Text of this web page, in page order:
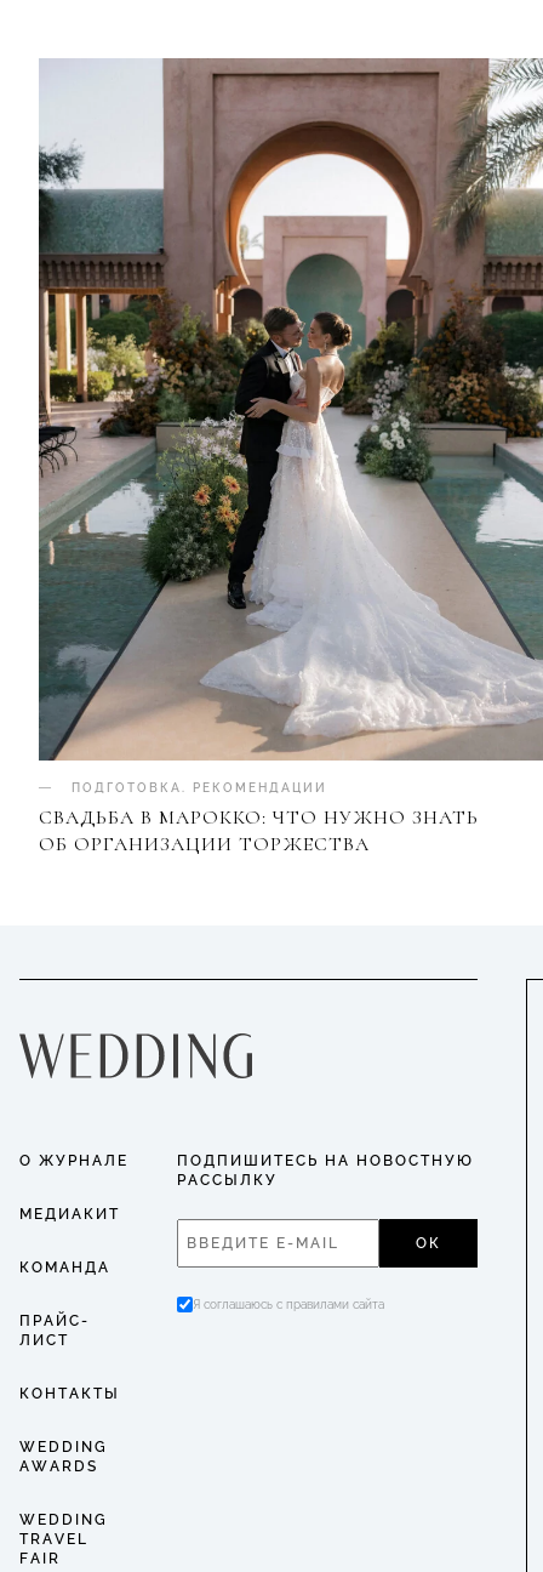
ПОДГОТОВКА РЕКОМЕНДАЦИИ
СВАДЬБА В МАРОККО: ЧТО НУЖНО ЗНАТЬ
ОБ ОРГАНИЗАЦИИ ТОРЖЕСТВА
О ЖУРНАЛЕ
МЕДИАКИТ
КОМАНДА
ПРАЙС-
ЛИСТ
КОНТАКТЫ
WEDDING
AWARDS
WEDDING
TRAVEL
FAIR
ПОДПИШИТЕСЬ НА НОВОСТНУЮ
РАССЫЛКУ
ОК
Я соглашаюсь с правилами сайта